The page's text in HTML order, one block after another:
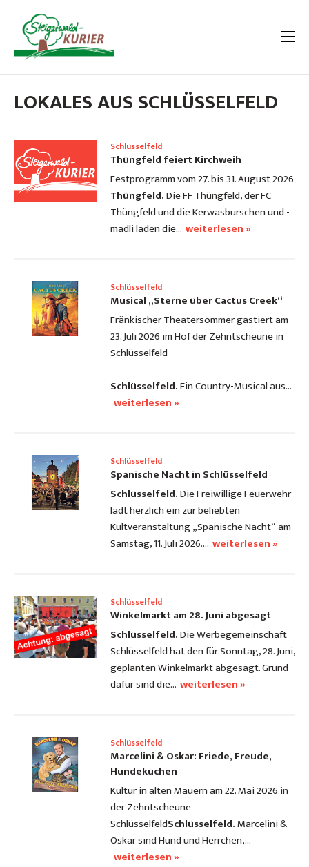
LOKALES AUS SCHLÜSSELFELD
Schlüsselfeld
Thüngfeld feiert Kirchweih
Festprogramm vom 27. bis 31. August 2026
Thüngfeld.Die FF Thüngfeld, der FC
Thüngfeld und die Kerwasburschen und -
madli laden die… weiterlesen »
Schlüsselfeld
Musical „Sterne über Cactus Creek“
Fränkischer Theatersommer gastiert am
23. Juli 2026 im Hof der Zehntscheune in
Schlüsselfeld
Schlüsselfeld.Ein Country-Musical aus…
weiterlesen »
Schlüsselfeld
Spanische Nacht in Schlüsselfeld
Schlüsselfeld.Die Freiwillige Feuerwehr
lädt herzlich ein zur beliebten
Kultveranstaltung „Spanische Nacht“ am
Samstag, 11. Juli 2026.… weiterlesen »
Schlüsselfeld
Winkelmarkt am 28. Juni abgesagt
Schlüsselfeld.Die Werbegemeinschaft
Schlüsselfeld hat den für Sonntag, 28. Juni,
geplanten Winkelmarkt abgesagt. Grund
dafür sind die… weiterlesen »
Schlüsselfeld
Marcelini & Oskar: Friede, Freude,
Hundekuchen
Kultur in alten Mauern am 22. Mai 2026 in
der Zehntscheune
SchlüsselfeldSchlüsselfeld.Marcelini &
Oskar sind Hund und Herrchen,…
weiterlesen »